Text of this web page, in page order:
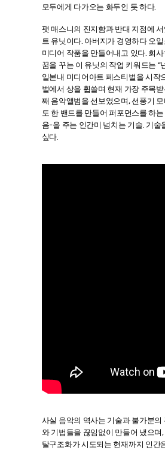
모두에게 다가오는 화두인 듯 하다.
팻 매스니의 진지함과 반대 지점에
트 유닛이다. 아버지가 경영하다 오
미디어 작품을 만들어내고 있다. 회
꿈을 꾸는 이 유닛의 작업 키워드는 “
일본내 미디어아트 페스티벌을 시
벌에서 상을 휩쓸며 현재 가장 주목
째 음악앨범을 선보였으며, 선풍기
도 한 밴드를 만들어 퍼포먼스를 하
음-을 주는 인간미 넘치는 기술. 기
싶다.
사실 음악의 역사는 기술과 불가분
와 기법들을 끊임없이 만들어 냈으
탈구조화가 시도되는 현재까지 인간